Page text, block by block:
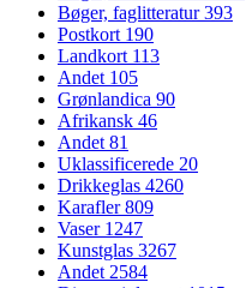
Bøger, faglitteratur393
Postkort 190
Landkort 113
Andet 105
Grønlandica 90
Afrikansk 46
Andet81
Uklassificerede 20
Drikkeglas 4260
Karafler809
Vaser 1247
Kunstglas 3267
Andet2584